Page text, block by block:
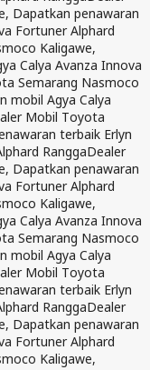
Dapatkan penawaran
Fortuner Alphard
Kaligawe,
Calya Avanza Innova
Semarang Nasmoco
mobil Agya Calya
Mobil Toyota
terbaik Erlyn
RanggaDealer
Dapatkan penawaran
Fortuner Alphard
Kaligawe,
Calya Avanza Innova
Semarang Nasmoco
mobil Agya Calya
Mobil Toyota
terbaik Erlyn
RanggaDealer
Dapatkan penawaran
Fortuner Alphard
Kaligawe,